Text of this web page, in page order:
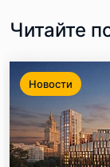
Читайте
Новости